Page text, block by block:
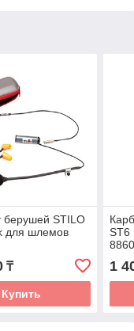
берушей STILO
для шлемов
₸
Купить
ST6
1